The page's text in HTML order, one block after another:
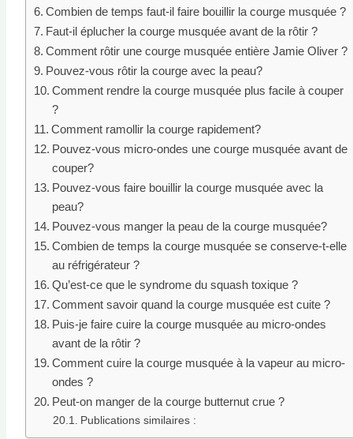
Combien de temps faut-il faire bouillir la courge musquée ?
Faut-il éplucher la courge musquée avant de la rôtir ?
Comment rôtir une courge musquée entière Jamie Oliver ?
Pouvez-vous rôtir la courge avec la peau?
Comment rendre la courge musquée plus facile à couper
?
Comment ramollir la courge rapidement?
Pouvez-vous micro-ondes une courge musquée avant de
couper?
Pouvez-vous faire bouillir la courge musquée avec la
peau?
Pouvez-vous manger la peau de la courge musquée?
Combien de temps la courge musquée se conserve-t-elle
au réfrigérateur ?
Qu’est-ce que le syndrome du squash toxique ?
Comment savoir quand la courge musquée est cuite ?
Puis-je faire cuire la courge musquée au micro-ondes
avant de la rôtir ?
Comment cuire la courge musquée à la vapeur au micro-
ondes ?
Peut-on manger de la courge butternut crue ?
Publications similaires :